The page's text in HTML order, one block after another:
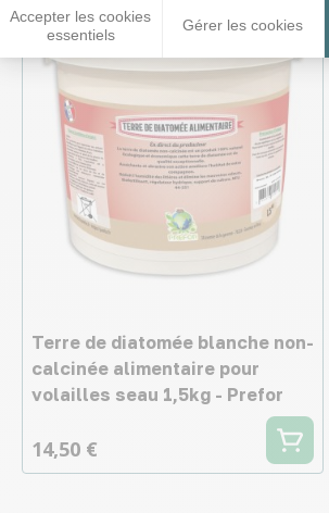
Accepter les cookies
essentiels
Gérer les cookies
Terre de diatomée blanche non-
calcinée alimentaire pour
volailles seau 1,5kg - Prefor
14,50 €